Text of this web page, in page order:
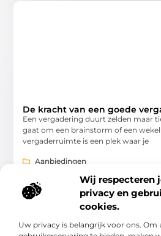
Wij respecteren
privacy en
cookies.
Uw privacy is belangrijk voor ons. Om
De kracht van een goede
Een vergadering duurt zelden maar
gaat om een brainstorm of een
vergaderruimte is een plek waar je
Aanbiedingen